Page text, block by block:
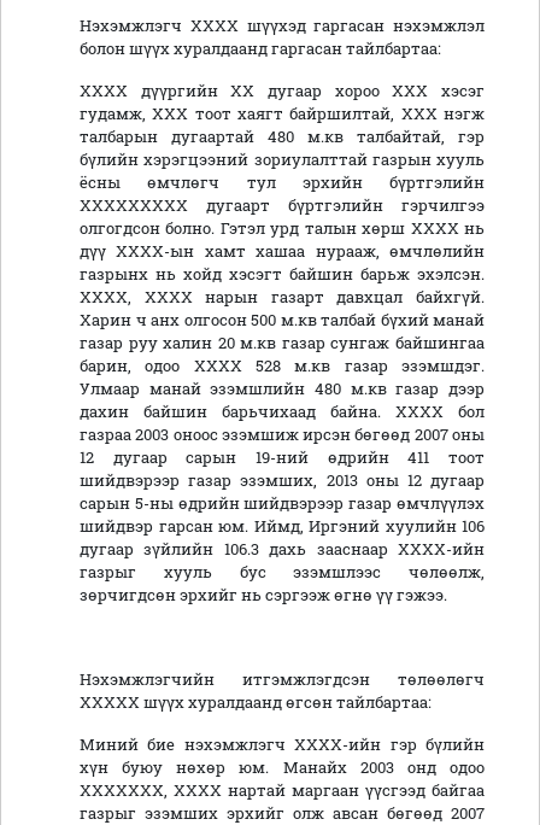
Нэхэмжлэгч ХХХХ шүүхэд гаргасан нэхэмжлэл
болон шүүх хуралдаанд гаргасан тайлбартаа:
ХХХХ дүүргийн ХХ дугаар хороо ХХХ хэсэг
гудамж, ХХХ тоот хаягт байршилтай, ХХХ нэгж
талбарын дугаартай 480 м.кв талбайтай, гэр
бүлийн хэрэгцээний зориулалттай газрын хууль
ёсны өмчлөгч тул эрхийн бүртгэлийн
ХХХХХХХХХ дугаарт бүртгэлийн гэрчилгээ
олгогдсон болно. Гэтэл урд талын хөрш ХХХХ нь
дүү ХХХХ-ын хамт хашаа нурааж, өмчлөлийн
газрынх нь хойд хэсэгт байшин барьж эхэлсэн.
ХХХХ, ХХХХ нарын газарт давхцал байхгүй.
Харин ч анх олгосон 500 м.кв талбай бүхий манай
газар руу халин 20 м.кв газар сунгаж байшингаа
барин, одоо ХХХХ 528 м.кв газар эзэмшдэг.
Улмаар манай эзэмшлийн 480 м.кв газар дээр
дахин байшин барьчихаад байна. ХХХХ бол
газраа 2003 оноос эзэмшиж ирсэн бөгөөд 2007 оны
12 дугаар сарын 19-ний өдрийн 411 тоот
шийдвэрээр газар эзэмших, 2013 оны 12 дугаар
сарын 5-ны өдрийн шийдвэрээр газар өмчлүүлэх
шийдвэр гарсан юм. Иймд, Иргэний хуулийн 106
дугаар зүйлийн 106.3 дахь зааснаар ХХХХ-ийн
газрыг хууль бус эзэмшлээс чөлөөлж,
зөрчигдсөн эрхийг нь сэргээж өгнө үү гэжээ.
Нэхэмжлэгчийн итгэмжлэгдсэн төлөөлөгч
ХХХХХ шүүх хуралдаанд өгсөн тайлбартаа:
Миний бие нэхэмжлэгч ХХХХ-ийн гэр бүлийн
хүн буюу нөхөр юм. Манайх 2003 онд одоо
ХХХХХХХ, ХХХХ нартай маргаан үүсгээд байгаа
газрыг эзэмших эрхийг олж авсан бөгөөд 2007